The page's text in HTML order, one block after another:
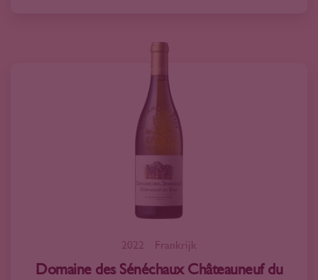
2022 Frankrijk
Domaine des Sénéchaux Châteauneuf du